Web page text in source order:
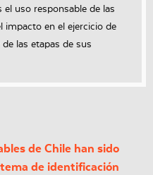
uso responsable de las
impacto en el ejercicio de
las etapas de sus
de Chile han sido
de identificación